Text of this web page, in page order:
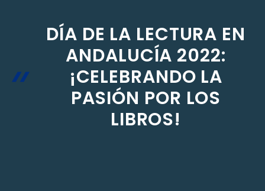
DÍA DE LA LECTURA EN
ANDALUCÍA 2022:
¡CELEBRANDO LA
PASIÓN POR LOS
LIBROS!